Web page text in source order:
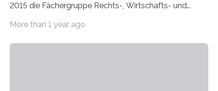
2015 die Fächergruppe Rechts-, Wirtschafts- und
bei…
More than 1 year ago